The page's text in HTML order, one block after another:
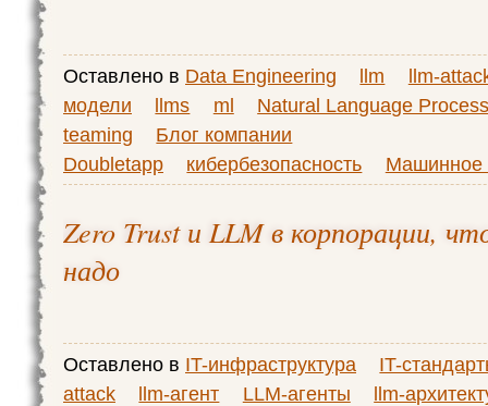
Оставлено в Data Engineering llm
llm-
модели
llms ml
Natural Language
teaming
Блог компании
Doubletapp
кибербезопасность Машинное
Zero Trust и LLM в корпорации,
надо
Оставлено в IT-инфраструктура
IT-
attack
llm-агент LLM-агенты
llm-